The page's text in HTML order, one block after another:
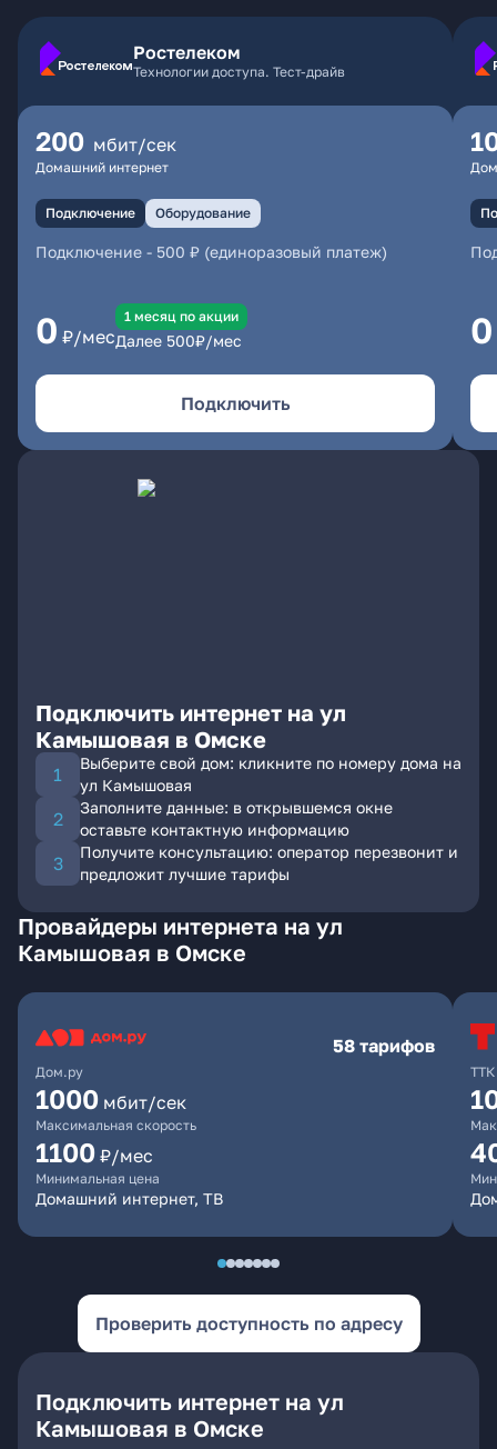
Ростелеком
Технологии доступа. Тест-драйв
200 мбит/сек
Домашний интернет
Подключение Оборудование
Подключение - 500 ₽ (единоразовый платеж)
0 ₽/мес
1 месяц по акции
Далее 500₽/мес
Подключить
0
Подключить интернет на ул
Камышовая в Омске
Выберите свой дом: кликните по номеру дома на
ул Камышовая
Заполните данные: в открывшемся окне
оставьте контактную информацию
Получите консультацию: оператор перезвонит и
предложит лучшие тарифы
Провайдеры интернета на ул
Камышовая в Омске
Дом.ру
58 тарифов
1000 мбит/сек
Максимальная скорость
1100 ₽/мес
Минимальная цена
Домашний интернет, ТВ
ТТК
Проверить доступность по адресу
Подключить интернет на ул
Камышовая в Омске